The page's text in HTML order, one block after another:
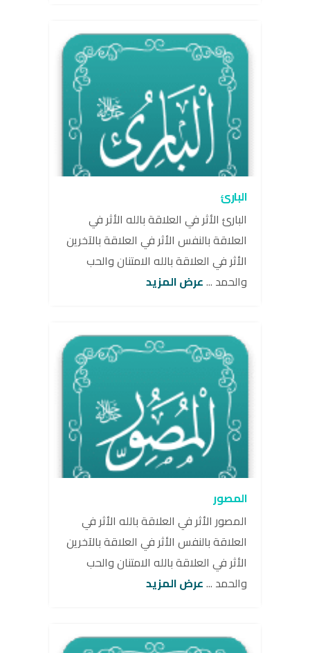
البارئ
البارئ الأثر في العلاقة بالله الأثر في
العلاقة بالنفس الأثر في العلاقة بالآخرين
الأثر في العلاقة بالله الامتنان والحب
والحمد ...عرض المزيد
المصور
المصور الأثر في العلاقة بالله الأثر في
العلاقة بالنفس الأثر في العلاقة بالآخرين
الأثر في العلاقة بالله الامتنان والحب
والحمد ...عرض المزيد